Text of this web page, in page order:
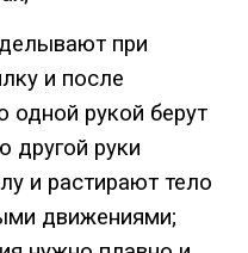
при
и после
одной рукой берут
другой руки
и растирают тело
движениями;